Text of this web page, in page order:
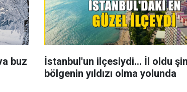
buz
İstanbul'un ilçesiydi... İl oldu
bölgenin yıldızı olma yolunda